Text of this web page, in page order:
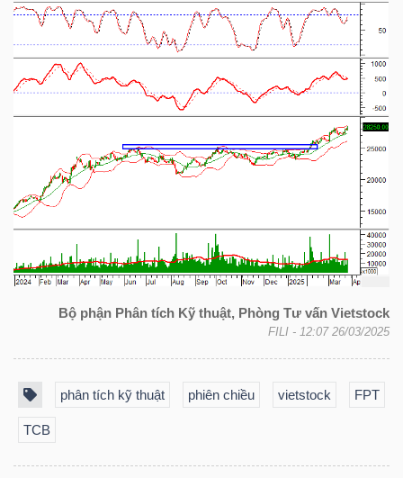
Bộ phận Phân tích Kỹ thuật, Phòng Tư vấn Vietstock
FILI - 12:07 26/03/2025
phân tích kỹ thuật phiên chiều vietstock FPT
TCB
NGUYÊN
VẬT
NGHIỆP
KHÔNG